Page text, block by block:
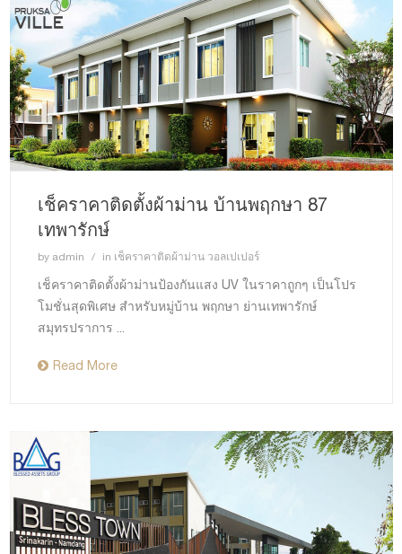
เช็คราคาติดตั้งผ้าม่าน บ้านพฤกษา 87
เทพารักษ์
by admin in เช็คราคาติดผ้าม่าน วอลเปเปอร์
เช็คราคาติดตั้งผ้าม่านป้องกันแสง UV ในราคาถูกๆ เป็นโปร
โมชั่นสุดพิเศษ สำหรับหมู่บ้าน พฤกษา ย่านเทพารักษ์
สมุทรปราการ ...
Read More